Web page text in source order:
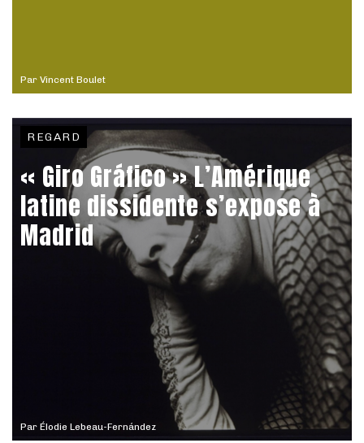
Par Vincent Boulet
Par Élodie Lebeau-Fernández
REGARD
« Giro Gráfico » L’Amérique
latine dissidente s’expose à
Madrid